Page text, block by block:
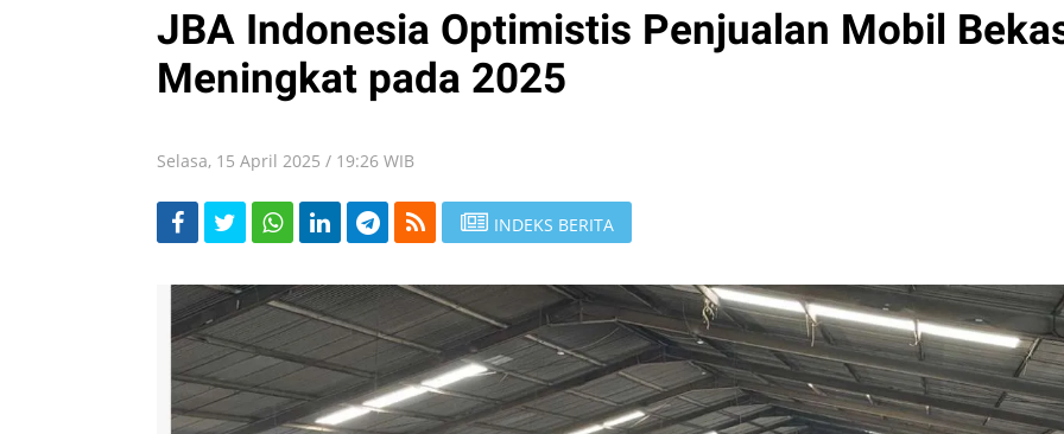
JBA Indonesia Optimistis Penjualan Mobil
Meningkat pada 2025
Selasa, 15 April 2025 / 19:26 WIB
INDEKS BERITA